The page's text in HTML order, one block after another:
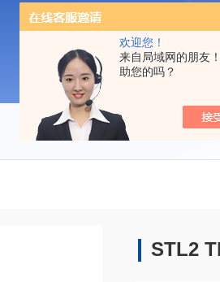
欢迎您！
来自局域网的朋友
助您的吗？
当
STL2